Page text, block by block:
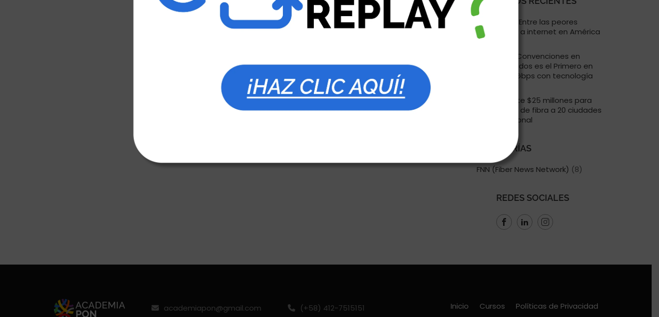
Venezuela: Entre las peores
conexiones a internet en América
Latina
Centro de Convenciones en
Estados Unidos es el Primero en
Ofrecer 25Gbps con tecnología
Claro invierte $25 millones para
ampliar red de fibra a 20 ciudades
a nivel nacional
CATEGORÍAS
FNN (Fiber News Network) (8)
REDES SOCIALES
academiapon@gmail.com (+58) 412-7515151 Inicio Cursos Políticas de Privacidad